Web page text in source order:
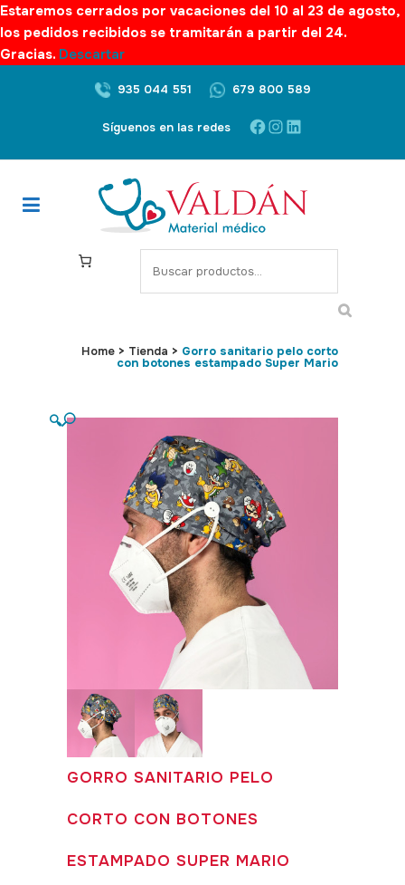
Estaremos cerrados por vacaciones del 10 al 23 de agosto,
los pedidos recibidos se tramitarán a partir del 24.
Gracias. Descartar
935 044 551 679 800 589
Síguenos en las redes Facebook
Instagram
LinkedIn
S
e
c
h
Home > Tienda > Gorro sanitario pelo corto
con botones estampado Super Mario
🔍
GORRO SANITARIO PELO
CORTO CON BOTONES
ESTAMPADO SUPER MARIO